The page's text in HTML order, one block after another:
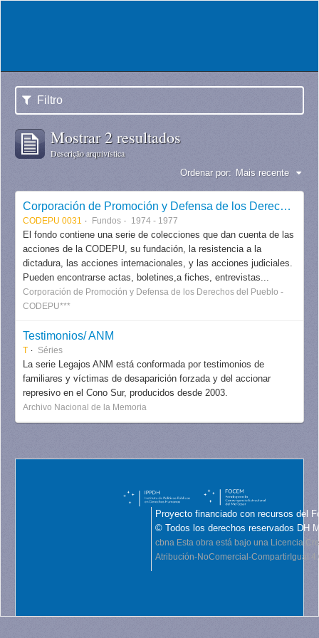
Filtro
Mostrar 2 resultados
Descrição arquivística
Ordenar por: Mais recente
Corporación de Promoción y Defensa de los Derechos del Pueblo CODEPU
CODEPU 0031 Fundos 1974 - 1977
El fondo contiene una serie de colecciones que dan cuenta de las
acciones de la CODEPU, su fundación, la resistencia a la
dictadura, las acciones internacionales, y las acciones judiciales.
Pueden encontrarse actas, boletines,a fiches, entrevistas...
Corporación de Promoción y Defensa de los Derechos del Pueblo -
CODEPU***
Testimonios/ ANM
T Séries
La serie Legajos ANM está conformada por testimonios de
familiares y víctimas de desaparición forzada y del accionar
represivo en el Cono Sur, producidos desde 2003.
Archivo Nacional de la Memoria
Proyecto financiado con recursos del
© Todos los derechos reservados DH
cbna Esta obra está bajo una Licencia
Atribución-NoComercial-CompartirIgual